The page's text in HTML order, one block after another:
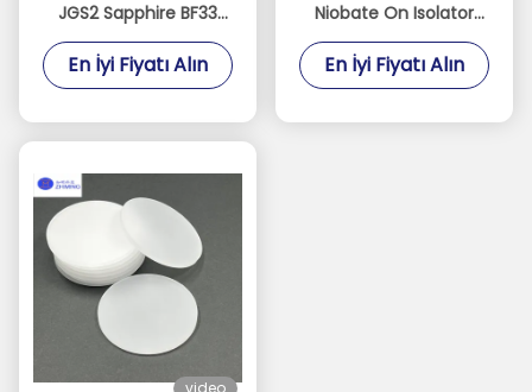
JGS2 Sapphire BF33
Kuvars Özelleştirilebilir
Boyutlar Kalınlığı 100
En İyi Fiyatı Alın
Niobate On Isolator
2/3/4/6/8 Inch LN
Substrate
En İyi Fiyatı Alın